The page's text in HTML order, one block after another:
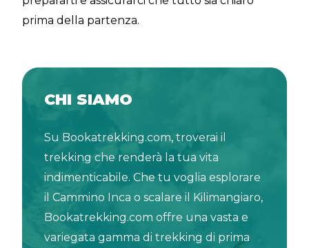
prima della partenza.
CHI SIAMO
Su Bookatrekking.com, troverai il
trekking che renderà la tua vita
indimenticabile. Che tu voglia esplorare
il Cammino Inca o scalare il Kilimangiaro,
Bookatrekking.com offre una vasta e
variegata gamma di trekking di prima